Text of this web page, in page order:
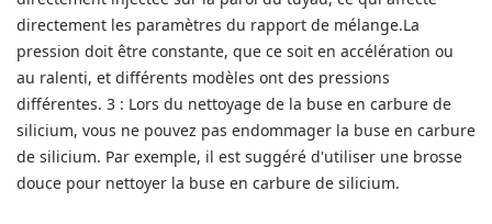
directement les paramètres du rapport de mélange.La
pression doit être constante, que ce soit en accélération ou
au ralenti, et différents modèles ont des pressions
différentes. 3 : Lors du nettoyage de la buse en carbure de
silicium, vous ne pouvez pas endommager la buse en carbure
de silicium. Par exemple, il est suggéré d'utiliser une brosse
douce pour nettoyer la buse en carbure de silicium.